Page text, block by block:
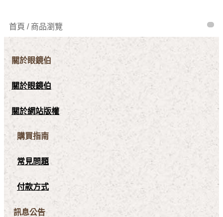
首頁 / 商品瀏覽
關於眼鏡伯
關於眼鏡伯
關於網站版權
購買指南
常見問題
付款方式
訊息公告